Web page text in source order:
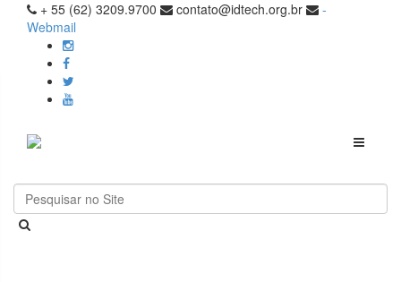
+ 55 (62) 3209.9700 contato@idtech.org.br
-
Webmail
Toggle